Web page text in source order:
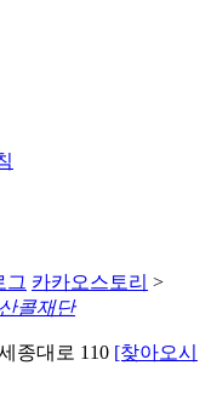
그 카카오스토리 >
콜재단
종대로 110 [찾아오시